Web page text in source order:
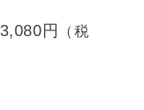
3,080円
（税